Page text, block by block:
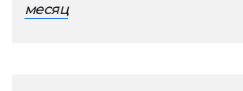
месяц